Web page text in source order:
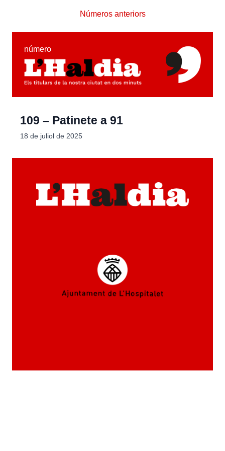
Números anteriors
número
109 – Patinete a 91
18 de juliol de 2025